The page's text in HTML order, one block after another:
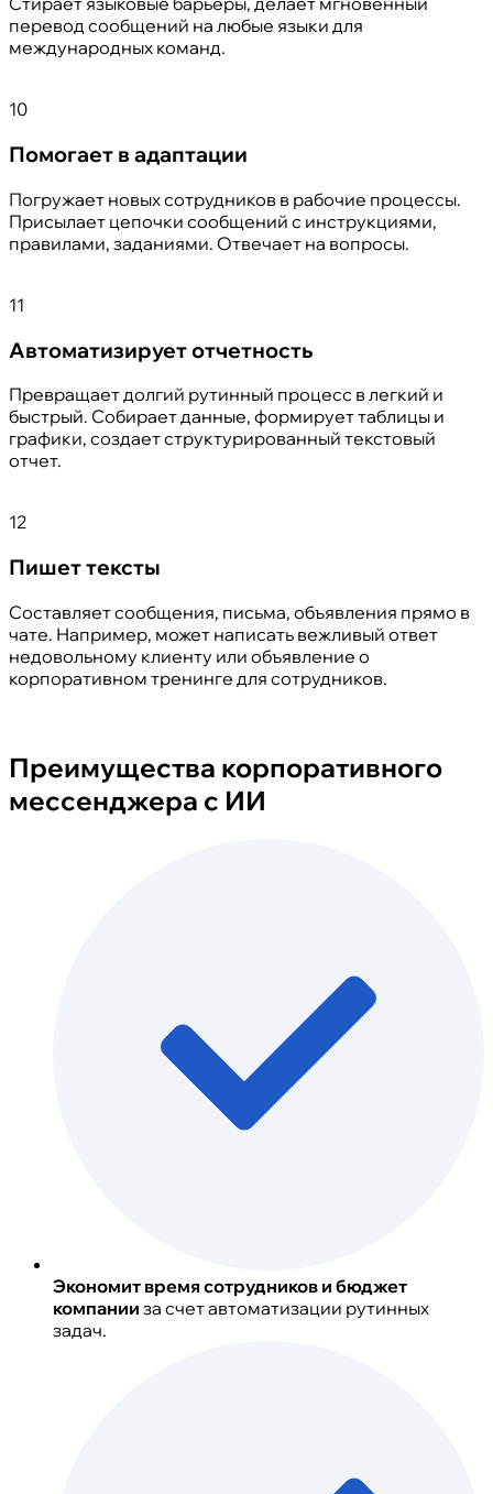
перевод сообщений на любые языки для
международных команд.
10
Помогает в адаптации
Погружает новых сотрудников в рабочие процессы.
Присылает цепочки сообщений с инструкциями,
правилами, заданиями. Отвечает на вопросы.
11
Автоматизирует отчетность
Превращает долгий рутинный процесс в легкий и
быстрый. Собирает данные, формирует таблицы и
графики, создает структурированный текстовый
отчет.
12
Пишет тексты
Составляет сообщения, письма, объявления прямо в
чате. Например, может написать вежливый ответ
недовольному клиенту или объявление о
корпоративном тренинге для сотрудников.
Преимущества корпоративного
мессенджера с ИИ
Экономит время сотрудников и бюджет
компании за счет автоматизации рутинных
задач.